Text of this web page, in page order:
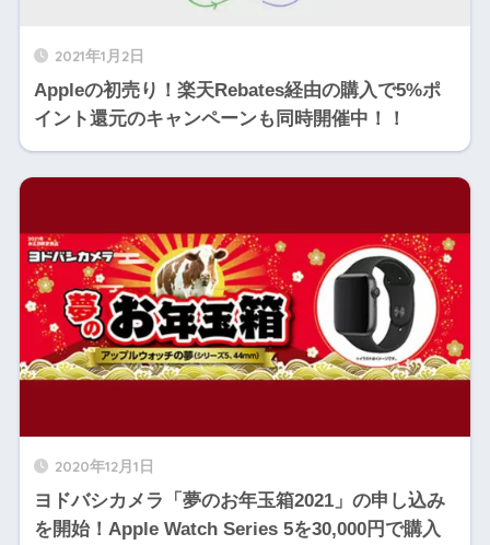
2021年1月2日
Appleの初売り！楽天Rebates経由の購入で5%ポ
イント還元のキャンペーンも同時開催中！！
2020年12月1日
ヨドバシカメラ「夢のお年玉箱2021」の申し込み
を開始！Apple Watch Series 5を30,000円で購入